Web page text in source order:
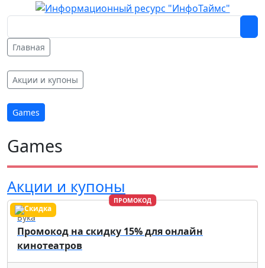
Главная
Акции и купоны
Games
Games
Акции и купоны
ПРОМОКОД
Бука
Промокод на скидку 15% для онлайн
кинотеатров